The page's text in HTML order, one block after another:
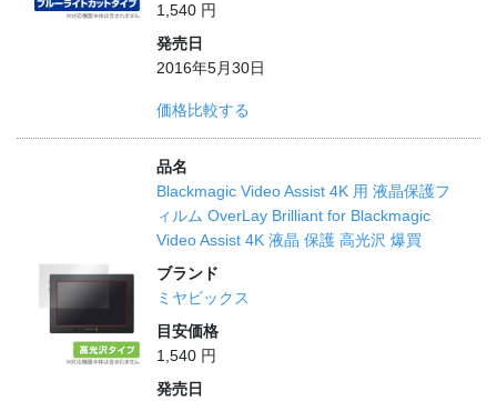
1,540 円
発売日
2016年5月30日
価格比較する
品名
Blackmagic Video Assist 4K 用 液晶保護フ
ィルム OverLay Brilliant for Blackmagic
Video Assist 4K 液晶 保護 高光沢 爆買
ブランド
ミヤビックス
目安価格
1,540 円
発売日